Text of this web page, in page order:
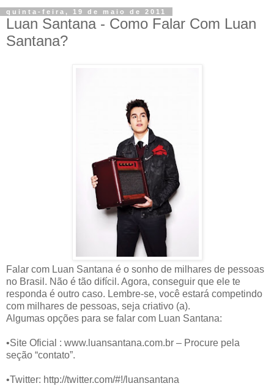
quinta-feira, 19 de maio de 2011
Luan Santana - Como Falar Com Luan
Santana?
Falar com Luan Santana é o sonho de milhares de pessoas
no Brasil. Não é tão difícil. Agora, conseguir que ele te
responda é outro caso. Lembre-se, você estará competindo
com milhares de pessoas, seja criativo (a).
Algumas opções para se falar com Luan Santana:
•Site Oficial : www.luansantana.com.br – Procure pela
seção “contato”.
•Twitter: http://twitter.com/#!/luansantana